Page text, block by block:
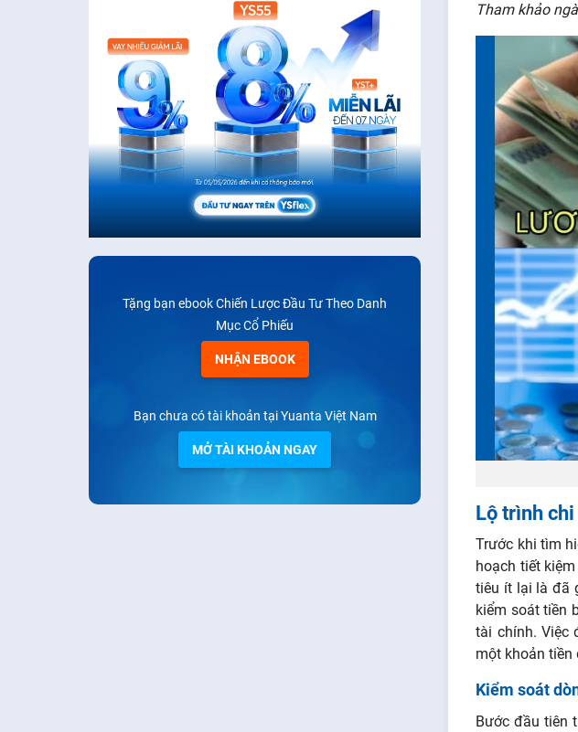
Tặng bạn ebook Chiến Lược Đầu Tư Theo Danh
Mục Cổ Phiếu
NHẬN EBOOK
Bạn chưa có tài khoản tại Yuanta Việt Nam
MỞ TÀI KHOẢN NGAY
Tham khảo
Lộ trình
Trước khi tìm
hoạch tiết
tiêu ít lại là đã
kiểm soát tiền
tài chính. Việc
một khoản tiền
Kiểm soát
Bước đầu tiên